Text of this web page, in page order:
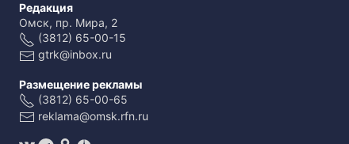
Редакция
Омск, пр. Мира, 2
(3812) 65-00-15
gtrk@inbox.ru
Размещение рекламы
(3812) 65-00-65
reklama@omsk.rfn.ru